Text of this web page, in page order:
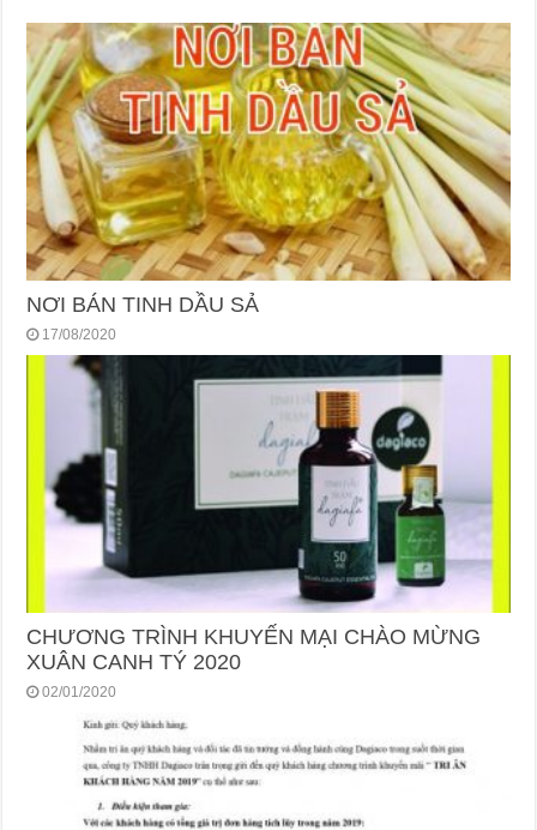
NƠI BÁN TINH DẦU SẢ
17/08/2020
CHƯƠNG TRÌNH KHUYẾN MẠI CHÀO MỪNG
XUÂN CANH TÝ 2020
02/01/2020